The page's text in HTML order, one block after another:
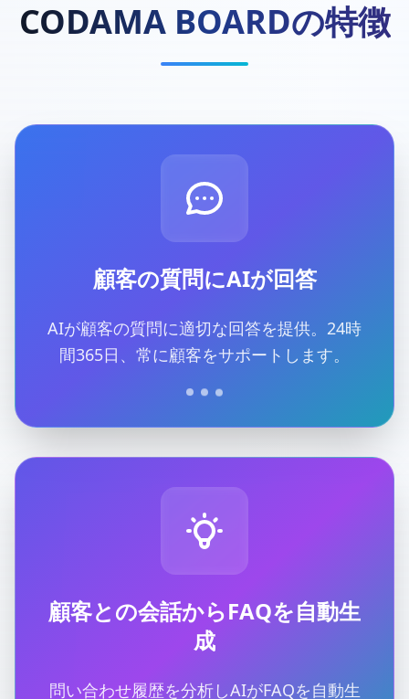
CODAMA BOARDの特徴
顧客の質問にAIが回答
AIが顧客の質問に適切な回答を提供。24時
間365日、常に顧客をサポートします。
顧客との会話からFAQを自動生
成
問い合わせ履歴を分析しAIがFAQを自動生